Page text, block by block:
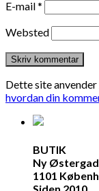
E-mail*
Websted
Dette site
hvordan din
BUTIK
Ny
1101
Siden 2010